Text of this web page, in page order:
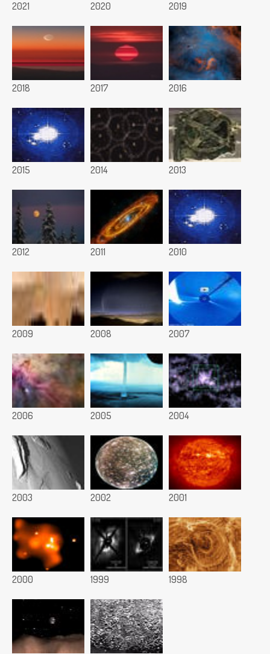
2021 2020 2019
2018 2017 2016
2015 2014 2013
2012 2011 2010
2009 2008 2007
2006 2005 2004
2003 2002 2001
2000 1999 1998